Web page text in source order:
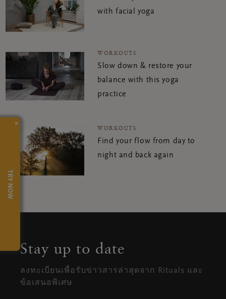
with facial yoga
WORKOUTS
Slow down & restore your
balance with this yoga
practice
WORKOUTS
Find your flow from day to
night and back again
×
TRY NOW
Stay up to date
ลงทะเบียนเพื่อรับข่าวสารล่าสุดจาก Rituals และ
ข้อเสนอพิเศษ